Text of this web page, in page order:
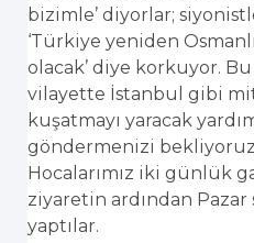
bizimle’ diyorlar;
‘Türkiye yeniden
olacak’ diye korkuyor.
vilayette İstanbul gibi
kuşatmayı yaracak
göndermenizi
Hocalarımız iki günlük
ziyaretin ardından
yaptılar.